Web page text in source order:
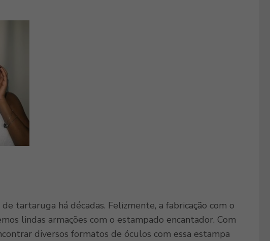
tartaruga há décadas. Felizmente, a fabricação com o
lindas armações com o estampado encantador. Com
diversos formatos de óculos com essa estampa